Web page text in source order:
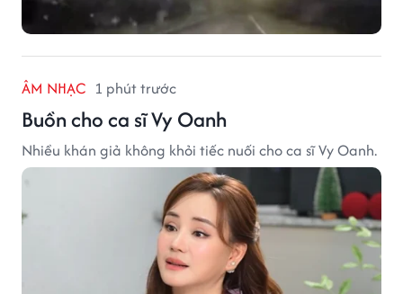
ÂM NHẠC 1 phút trước
Buồn cho ca sĩ Vy Oanh
Nhiều khán giả không khỏi tiếc nuối cho ca sĩ Vy Oanh.